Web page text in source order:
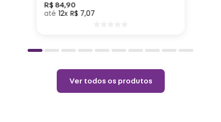
R$ 84,90
12 R$ 7,07
Ver todos os produtos